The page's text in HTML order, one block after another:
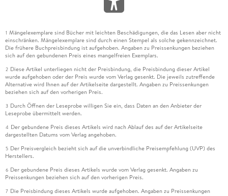
1 Mängelexemplare sind Bücher mit leichten Beschädigungen, die das Lesen aber nicht
einschränken. Mängelexemplare sind durch einen Stempel als solche gekennzeichnet.
Die frühere Buchpreisbindung ist aufgehoben. Angaben zu Preissenkungen beziehen
sich auf den gebundenen Preis eines mangelfreien Exemplars.
2 Diese Artikel unterliegen nicht der Preisbindung, die Preisbindung dieser Artikel
wurde aufgehoben oder der Preis wurde vom Verlag gesenkt. Die jeweils zutreffende
Alternative wird Ihnen auf der Artikelseite dargestellt. Angaben zu Preissenkungen
beziehen sich auf den vorherigen Preis.
3 Durch Öffnen der Leseprobe willigen Sie ein, dass Daten an den Anbieter der
Leseprobe übermittelt werden.
4 Der gebundene Preis dieses Artikels wird nach Ablauf des auf der Artikelseite
dargestellten Datums vom Verlag angehoben.
5 Der Preisvergleich bezieht sich auf die unverbindliche Preisempfehlung (UVP) des
Herstellers.
6 Der gebundene Preis dieses Artikels wurde vom Verlag gesenkt. Angaben zu
Preissenkungen beziehen sich auf den vorherigen Preis.
7 Die Preisbindung dieses Artikels wurde aufgehoben. Angaben zu Preissenkungen